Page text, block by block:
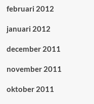
februari 2012
januari 2012
december 2011
november 2011
oktober 2011